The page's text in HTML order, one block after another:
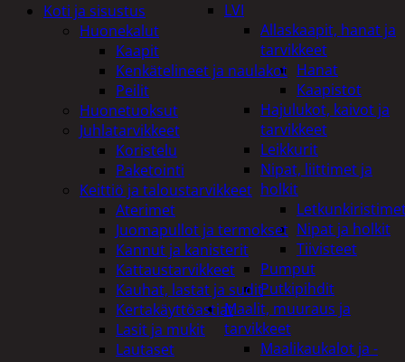
LVI
Allaskaapit, hanat ja
tarvikkeet
Hanat
Kaapistot
Hajulukot, kaivot ja
tarvikkeet
Leikkurit
Nipat, liittimet ja
holkit
Nipat ja holkit
Tiivisteet
Pumput
Putkipihdit
Maalit, muuraus ja
tarvikkeet
Maalikaukalot ja -
Koti ja sisustus
Huonekalut
Kaapit
Kenkätelineet ja naulakot
Peilit
Huonetuoksut
Juhlatarvikkeet
Koristelu
Paketointi
Keittiö ja taloustarvikkeet
Aterimet
Juomapullot ja termokset
Kannut ja kanisterit
Kattaustarvikkeet
Kauhat, lastat ja sudit
Kertakäyttöastiat
Lasit ja mukit
Lautaset